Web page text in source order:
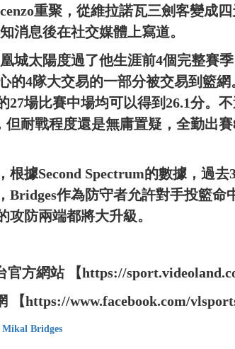
重聚，從維拉諾瓦三劍客變成
消息後在社交媒體上寫道。
城太陽度過了他生涯前4個完整賽
的4隊大交易的一部分被交易到籃
27場比賽中場均可以得到26.1分。
但耐戰程度還是無庸置疑，全勤出
根據Second Spectrum的數據，過
Bridges作為防守者允許對手投籃命
攻防兩端都將大升級。
方網站 【https://
【https://www.facebook.com/vlsports
Mikal Bridges